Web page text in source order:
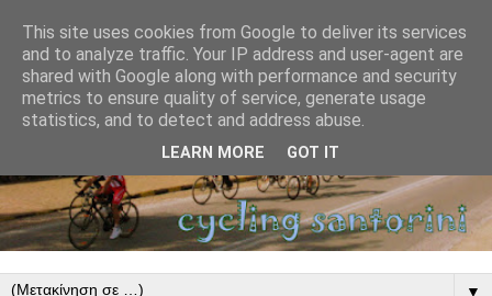
▼
This site uses cookies from Google to deliver its services
and to analyze traffic. Your IP address and user-agent are
shared with Google along with performance and security
metrics to ensure quality of service, generate usage
statistics, and to detect and address abuse.
LEARN MORE GOT IT